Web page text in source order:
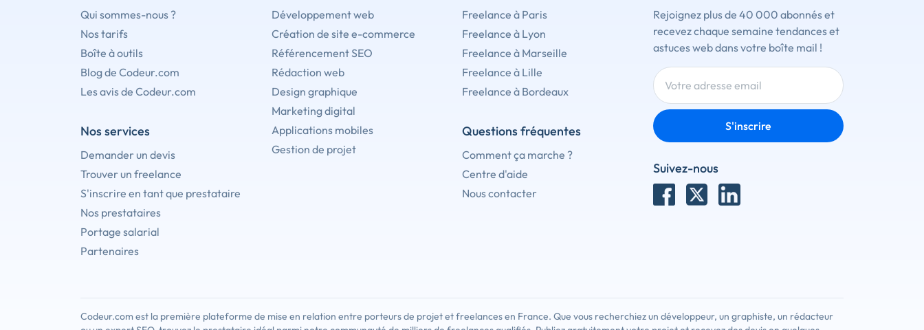
Qui sommes-nous ?
Nos tarifs
Boîte à outils
Blog de Codeur.com
Les avis de Codeur.com
Nos services
Demander un devis
Trouver un freelance
S'inscrire en tant que prestataire
Nos prestataires
Portage salarial
Partenaires
Développement web
Création de site e-commerce
Référencement SEO
Rédaction web
Design graphique
Marketing digital
Applications mobiles
Gestion de projet
Freelance à Paris
Freelance à Lyon
Freelance à Marseille
Freelance à Lille
Freelance à Bordeaux
Questions fréquentes
Comment ça marche ?
Centre d'aide
Nous contacter
Rejoignez plus de 40 000 abonnés et
recevez chaque semaine tendances et
astuces web dans votre boîte mail !
S'inscrire
Suivez-nous
Codeur.com est la première plateforme de mise en relation entre porteurs de projet et freelances en France. Que vous recherchiez un développeur, un graphiste, un rédacteur